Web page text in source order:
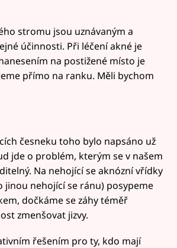
stromu jsou uznávaným a
účinnosti. Při léčení akné je
na postižené místo je
přímo na ranku. Měli bychom
česneku toho bylo napsáno už
jde o problém, kterým se v našem
Na nehojící se aknózní vřídky
nehojící se ránu) posypeme
dočkáme se záhy téměř
zmenšovat jizvy.
řešením pro ty, kdo mají